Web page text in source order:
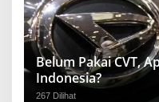
Belum Pakai CVT,
Indonesia?
267 Dilihat